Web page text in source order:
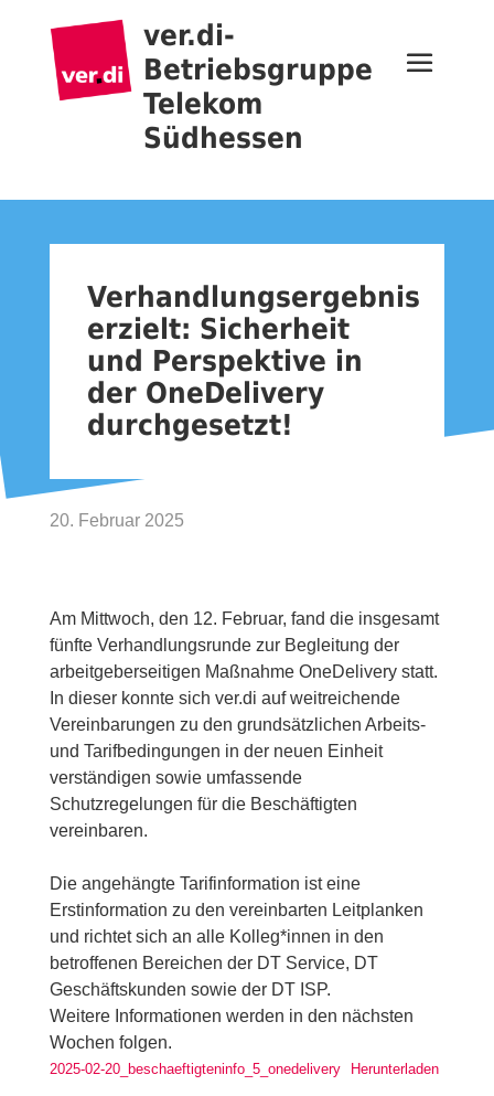
ver.di-
Betriebsgruppe
Telekom
Südhessen
Verhandlungsergebnis
erzielt: Sicherheit
und Perspektive in
der OneDelivery
durchgesetzt!
20. Februar 2025
Am Mittwoch, den 12. Februar, fand die insgesamt
fünfte Verhandlungsrunde zur Begleitung der
arbeitgeberseitigen Maßnahme OneDelivery statt.
In dieser konnte sich ver.di auf weitreichende
Vereinbarungen zu den grundsätzlichen Arbeits-
und Tarifbedingungen in der neuen Einheit
verständigen sowie umfassende
Schutzregelungen für die Beschäftigten
vereinbaren.
Die angehängte Tarifinformation ist eine
Erstinformation zu den vereinbarten Leitplanken
und richtet sich an alle Kolleg*innen in den
betroffenen Bereichen der DT Service, DT
Geschäftskunden sowie der DT ISP.
Weitere Informationen werden in den nächsten
Wochen folgen.
2025-02-20_beschaeftigteninfo_5_onedelivery Herunterladen